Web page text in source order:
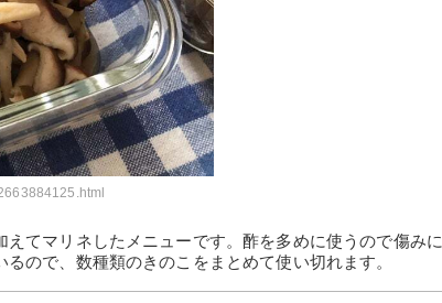
てマリネしたメニューです。酢を多めに使うので傷みに
ので、数種類のきのこをまとめて使い切れます。